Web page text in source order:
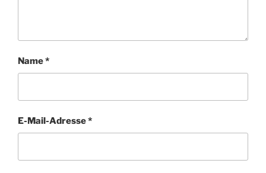
Name*
E-Mail-Adresse*